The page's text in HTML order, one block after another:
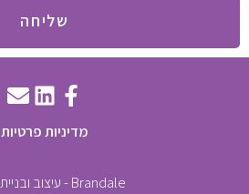
שליחה
מדיניות פרטיות
Brandale - עיצוב ובניית אתרים